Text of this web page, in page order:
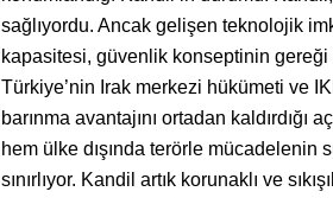
sağlıyordu. Ancak gelişen teknolojik
kapasitesi, güvenlik konseptinin
Türkiye’nin Irak merkezi hükümeti ve
barınma avantajını ortadan kaldırdığı
hem ülke dışında terörle mücadelenin
sınırlıyor. Kandil artık korunaklı ve